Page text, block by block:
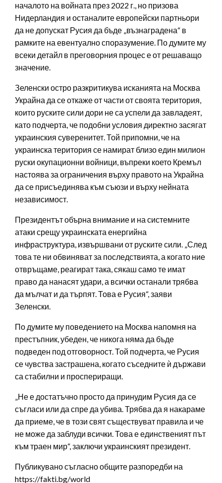
началото на войната през 2022 г., но призова
Нидерландия и останалите европейски партньори
да не допускат Русия да бъде „възнаградена“ в
рамките на евентуално споразумение. По думите му
всеки детайл в преговорния процес е от решаващо
значение.
Зеленски остро разкритикува исканията на Москва
Украйна да се откаже от части от своята територия,
които руските сили дори не са успели да завладеят,
като подчерта, че подобни условия директно засягат
украинския суверенитет. Той припомни, че на
украинска територия се намират близо един милион
руски окупационни войници, въпреки което Кремъл
настоява за ограничения върху правото на Украйна
да се присъединява към съюзи и върху нейната
независимост.
Президентът обърна внимание и на системните
атаки срещу украинската енергийна
инфраструктура, извършвани от руските сили. „След
това те ни обвиняват за последствията, а когато ние
отвръщаме, реагират така, сякаш само те имат
право да нанасят удари, а всички останали трябва
да мълчат и да търпят. Това е Русия“, заяви
Зеленски.
По думите му поведението на Москва напомня на
престъпник, убеден, че никога няма да бъде
подведен под отговорност. Той подчерта, че Русия
се чувства застрашена, когато съседните ѝ държави
са стабилни и проспериращи.
„Не е достатъчно просто да принудим Русия да се
съгласи или да спре да убива. Трябва да я накараме
да приеме, че в този свят съществуват правила и че
не може да заблуди всички. Това е единственият път
към траен мир“, заключи украинският президент.
Публикувано съгласно общите разпоредби на
https://fakti.bg/world